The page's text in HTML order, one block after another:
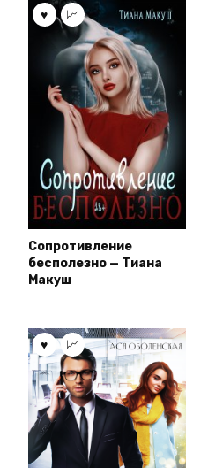
Сопротивление
бесполезно — Тиана
Макуш